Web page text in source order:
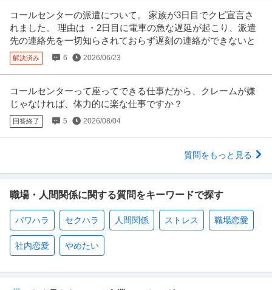
コールセンターの派遣について。 家族が3日目でクビ宣言さ
れました。 理由は ・2日目に電車の急な遅延が起こり、派遣
先の連絡先を一切知らされておらず遅刻の連絡ができないと
解決済み 6 2026/06/23
コールセンターって座ってできる仕事だから、クレームが嫌
じゃなければ、体力的に楽な仕事ですか？
回答終了 5 2026/08/04
質問をもっと見る
職場・人間関係に関する質問をキーワードで探す
パワハラ セクハラ 人間関係 ストレス 職場恋愛
社内恋愛 やめたい